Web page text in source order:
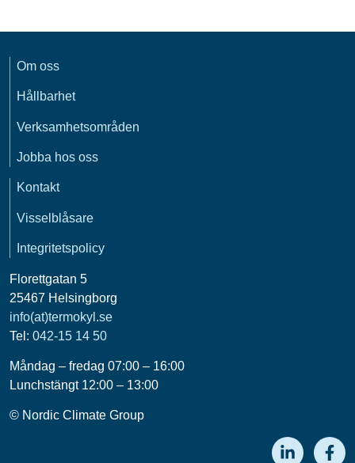
Om oss
Hållbarhet
Verksamhetsområden
Jobba hos oss
Kontakt
Visselblåsare
Integritetspolicy
Florettgatan 5
25467 Helsingborg
info(at)termokyl.se
Tel: 042-15 14 50
Måndag – fredag 07:00 – 16:00
Lunchstängt 12:00 – 13:00
© Nordic Climate Group